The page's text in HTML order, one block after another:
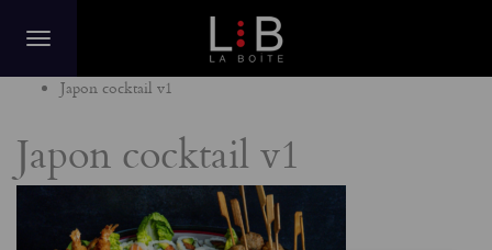
Japon cocktail v1
Japon cocktail v1